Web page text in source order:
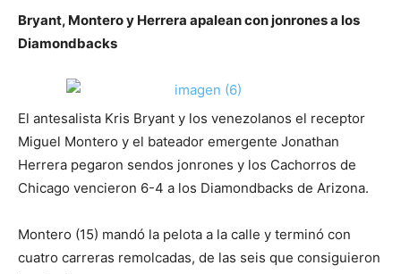
Bryant, Montero y Herrera apalean con jonrones a los
Diamondbacks
El antesalista Kris Bryant y los venezolanos el receptor
Miguel Montero y el bateador emergente Jonathan
Herrera pegaron sendos jonrones y los Cachorros de
Chicago vencieron 6-4 a los Diamondbacks de Arizona.
Montero (15) mandó la pelota a la calle y terminó con
cuatro carreras remolcadas, de las seis que consiguieron